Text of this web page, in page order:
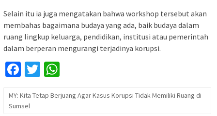
Selain itu ia juga mengatakan bahwa workshop tersebut akan
membahas bagaimana budaya yang ada, baik budaya dalam
ruang lingkup keluarga, pendidikan, institusi atau pemerintah
dalam berperan mengurangi terjadinya korupsi.
Facebook
Twitter
MY: Kita Tetap Berjuang Agar Kasus Korupsi Tidak Memiliki Ruang di
Sumsel